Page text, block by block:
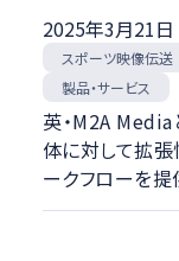
2025年3月21日
スポーツ映像伝送
製品・サービス
英・M2A
体に対して拡
ークフローを提